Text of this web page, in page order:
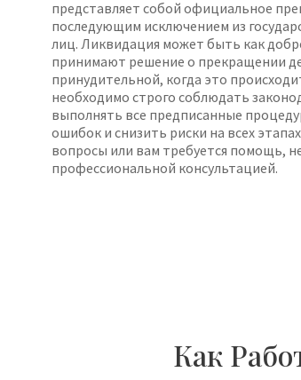
представляет собой официальное
последующим исключением из
лиц. Ликвидация может быть как
принимают решение о прекращении
принудительной, когда это
необходимо строго соблюдать
выполнять все предписанные
ошибок и снизить риски на всех
вопросы или вам требуется помощь,
профессиональной консультацией.
Как